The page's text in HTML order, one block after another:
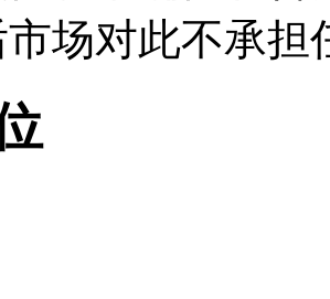
场对此不承担